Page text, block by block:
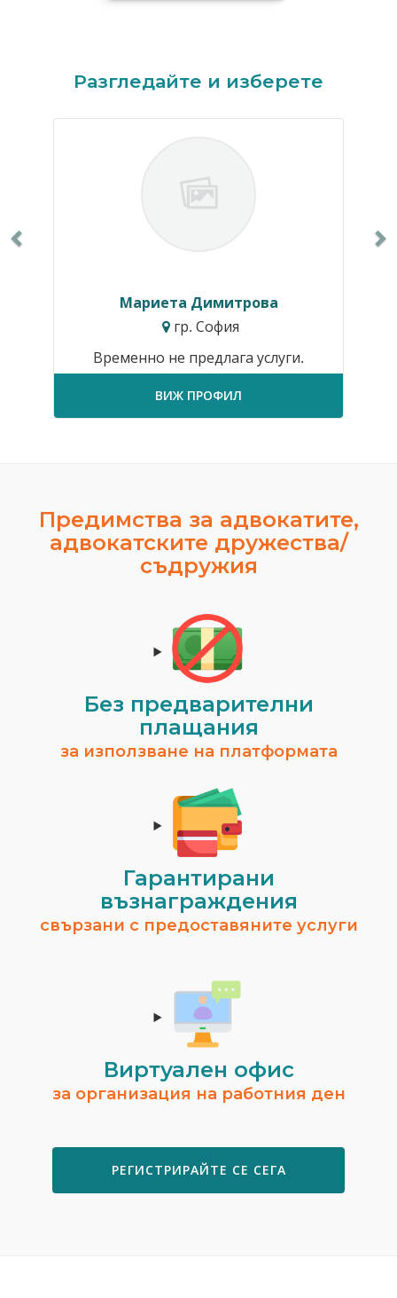
Разгледайте и изберете
Мариета Димитрова
гр. София
Временно не предлага услуги.
ВИЖ ПРОФИЛ
Предимства за адвокатите,
адвокатските дружества/
съдружия
Без предварителни
плащания
за използване на платформата
Гарантирани
възнаграждения
свързани с предоставяните услуги
Виртуален офис
за организация на работния ден
РЕГИСТРИРАЙТЕ СЕ СЕГА